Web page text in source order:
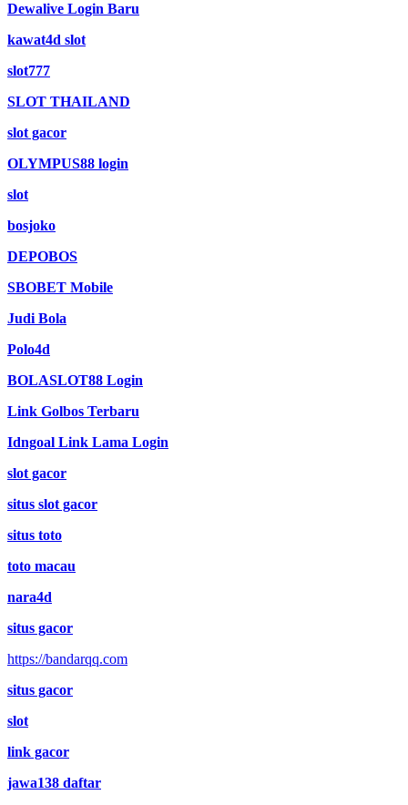
Dewalive Login Baru
kawat4d slot
slot777
SLOT THAILAND
slot gacor
OLYMPUS88 login
slot
bosjoko
DEPOBOS
SBOBET Mobile
Judi Bola
Polo4d
BOLASLOT88 Login
Link Golbos Terbaru
Idngoal Link Lama Login
slot gacor
situs slot gacor
situs toto
toto macau
nara4d
situs gacor
https://bandarqq.com
situs gacor
slot
link gacor
jawa138 daftar